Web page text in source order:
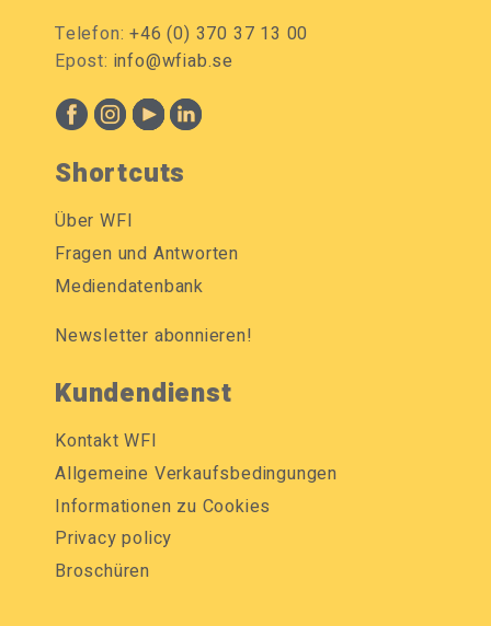
Telefon:+46 (0) 370 37 13 00
Epost: info@wfiab.se
Shortcuts
Über WFI
Fragen und Antworten
Mediendatenbank
Newsletter abonnieren!
Kundendienst
Kontakt WFI
Allgemeine Verkaufsbedingungen
Informationen zu Cookies
Privacy policy
Broschüren